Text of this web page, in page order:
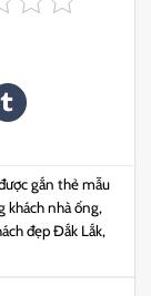
gắn thẻmẫu
khách nhà ống,
đẹp Đắk Lắk,